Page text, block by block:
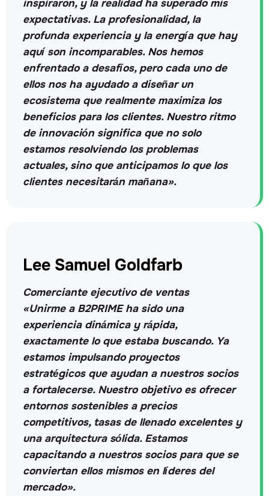
inspiraron, y la realidad ha superado mis
expectativas. La profesionalidad, la
profunda experiencia y la energía que hay
aquí son incomparables. Nos hemos
enfrentado a desafíos, pero cada uno de
ellos nos ha ayudado a diseñar un
ecosistema que realmente maximiza los
beneficios para los clientes. Nuestro ritmo
de innovación significa que no solo
estamos resolviendo los problemas
actuales, sino que anticipamos lo que los
clientes necesitarán mañana».
Lee Samuel Goldfarb
Comerciante ejecutivo de ventas
«Unirme a B2PRIME ha sido una
experiencia dinámica y rápida,
exactamente lo que estaba buscando. Ya
estamos impulsando proyectos
estratégicos que ayudan a nuestros socios
a fortalecerse. Nuestro objetivo es ofrecer
entornos sostenibles a precios
competitivos, tasas de llenado excelentes y
una arquitectura sólida. Estamos
capacitando a nuestros socios para que se
conviertan ellos mismos en líderes del
mercado».